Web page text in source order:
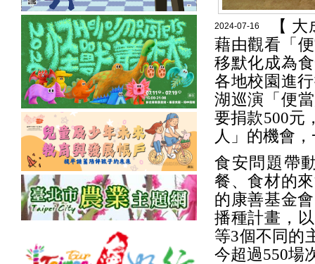
2024-07-16
【
藉由觀看「
移默化成為
各地校園進
湖巡演「便
要捐款500元
人」的機會
食安問題帶
餐、食材的
的康善基金
播種計畫，
等3個不同的
今超過550場